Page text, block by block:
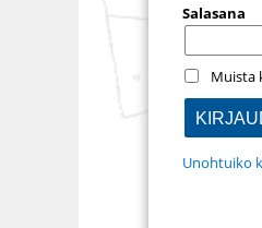
Salasana
Muista
Unohtuiko